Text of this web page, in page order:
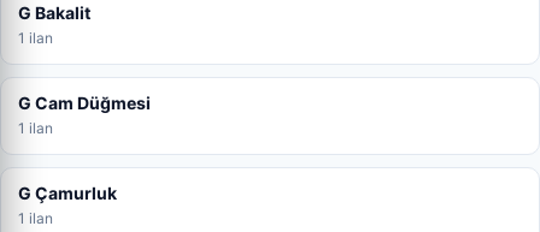
G Bakalit
1 ilan
G Cam Düğmesi
1 ilan
G Çamurluk
1 ilan